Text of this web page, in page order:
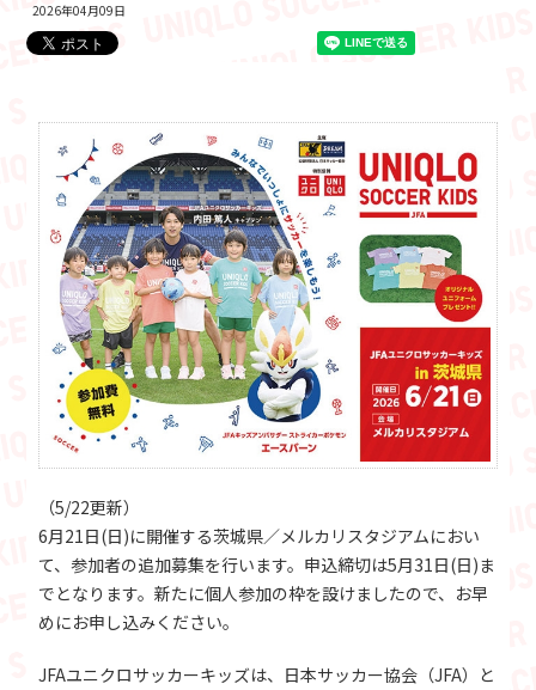
2026年04月09日
（5/22更新）
6月21日(日)に開催する茨城県／メルカリスタジアムにおい
て、参加者の追加募集を行います。申込締切は5月31日(日)ま
でとなります。新たに個人参加の枠を設けましたので、お早
めにお申し込みください。
JFAユニクロサッカーキッズは、日本サッカー協会（JFA）と